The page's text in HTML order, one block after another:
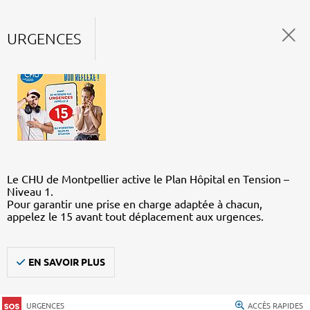
URGENCES
Le CHU de Montpellier active le Plan Hôpital en Tension –
Niveau 1.
Pour garantir une prise en charge adaptée à chacun,
appelez le 15 avant tout déplacement aux urgences.
EN SAVOIR PLUS
URGENCES ACCÈS RAPIDES